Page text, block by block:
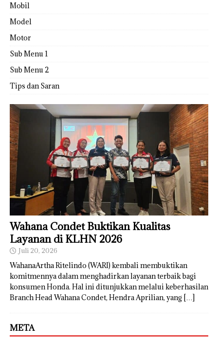
Mobil
Model
Motor
Sub Menu 1
Sub Menu 2
Tips dan Saran
Wahana Condet Buktikan Kualitas
Layanan di KLHN 2026
Juli 20, 2026
WahanaArtha Ritelindo (WARI) kembali membuktikan
komitmennya dalam menghadirkan layanan terbaik bagi
konsumen Honda. Hal ini ditunjukkan melalui keberhasilan
Branch Head Wahana Condet, Hendra Aprilian, yang […]
META